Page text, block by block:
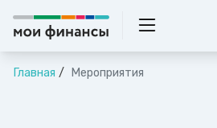
Главная Мероприятия